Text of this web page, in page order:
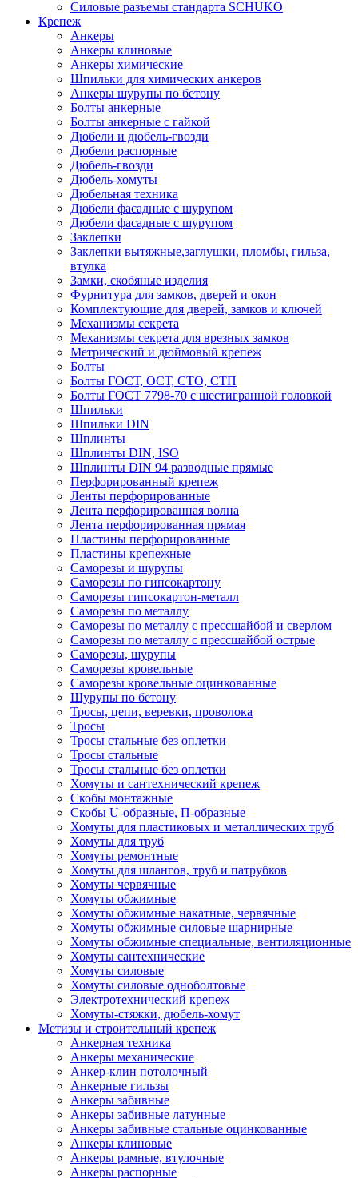
Силовые разъемы стандарта SCHUKO
Крепеж
Анкеры
Анкеры клиновые
Анкеры химические
Шпильки для химических анкеров
Анкеры шурупы по бетону
Болты анкерные
Болты анкерные с гайкой
Дюбели и дюбель-гвозди
Дюбели распорные
Дюбель-гвозди
Дюбель-хомуты
Дюбельная техника
Дюбели фасадные с шурупом
Дюбели фасадные с шурупом
Заклепки
Заклепки вытяжные,заглушки, пломбы, гильза,
втулка
Замки, скобяные изделия
Фурнитура для замков, дверей и окон
Комплектующие для дверей, замков и ключей
Механизмы секрета
Механизмы секрета для врезных замков
Метрический и дюймовый крепеж
Болты
Болты ГОСТ, ОСТ, СТО, СТП
Болты ГОСТ 7798-70 с шестигранной головкой
Шпильки
Шпильки DIN
Шплинты
Шплинты DIN, ISO
Шплинты DIN 94 разводные прямые
Перфорированный крепеж
Ленты перфорированные
Лента перфорированная волна
Лента перфорированная прямая
Пластины перфорированные
Пластины крепежные
Саморезы и шурупы
Саморезы по гипсокартону
Саморезы гипсокартон-металл
Саморезы по металлу
Саморезы по металлу с прессшайбой и сверлом
Саморезы по металлу с прессшайбой острые
Саморезы, шурупы
Саморезы кровельные
Саморезы кровельные оцинкованные
Шурупы по бетону
Тросы, цепи, веревки, проволока
Тросы
Тросы стальные без оплетки
Тросы стальные
Тросы стальные без оплетки
Хомуты и сантехнический крепеж
Скобы монтажные
Скобы U-образные, П-образные
Хомуты для пластиковых и металлических труб
Хомуты для труб
Хомуты ремонтные
Хомуты для шлангов, труб и патрубков
Хомуты червячные
Хомуты обжимные
Хомуты обжимные накатные, червячные
Хомуты обжимные силовые шарнирные
Хомуты обжимные специальные, вентиляционные
Хомуты сантехнические
Хомуты силовые
Хомуты силовые одноболтовые
Электротехнический крепеж
Хомуты-стяжки, дюбель-хомут
Метизы и строительный крепеж
Анкерная техника
Анкеры механические
Анкер-клин потолочный
Анкерные гильзы
Анкеры забивные
Анкеры забивные латунные
Анкеры забивные стальные оцинкованные
Анкеры клиновые
Анкеры рамные, втулочные
Анкеры распорные